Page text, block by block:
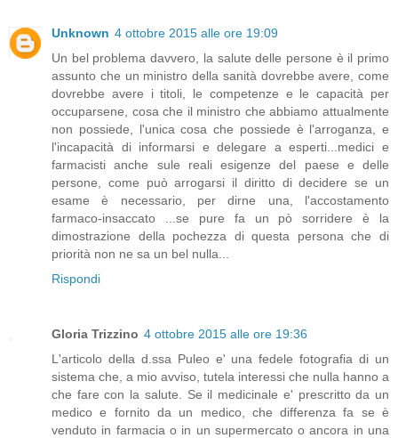
Unknown 4 ottobre 2015 alle ore 19:09
Un bel problema davvero, la salute delle persone è il primo
assunto che un ministro della sanità dovrebbe avere, come
dovrebbe avere i titoli, le competenze e le capacità per
occuparsene, cosa che il ministro che abbiamo attualmente
non possiede, l'unica cosa che possiede è l'arroganza, e
l'incapacità di informarsi e delegare a esperti...medici e
farmacisti anche sule reali esigenze del paese e delle
persone, come può arrogarsi il diritto di decidere se un
esame è necessario, per dirne una, l'accostamento
farmaco-insaccato ...se pure fa un pò sorridere è la
dimostrazione della pochezza di questa persona che di
priorità non ne sa un bel nulla...
Rispondi
Gloria Trizzino 4 ottobre 2015 alle ore 19:36
L'articolo della d.ssa Puleo e' una fedele fotografia di un
sistema che, a mio avviso, tutela interessi che nulla hanno a
che fare con la salute. Se il medicinale e' prescritto da un
medico e fornito da un medico, che differenza fa se è
venduto in farmacia o in un supermercato o ancora in una